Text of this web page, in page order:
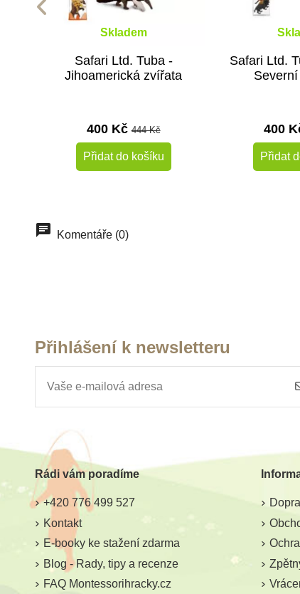
Skladem
Safari Ltd. Tuba -
Jihoamerická zvířata
400 Kč444 Kč
Přidat do košíku
Safari Ltd.
400
Přidat
Doporučené
Skladem
Přidat do košíku
Komentáře (0)
Přihlášení k newsletteru
Rádi vám poradíme
+420 776 499 527
Kontakt
E-booky ke stažení zdarma
Blog - Rady, tipy a recenze
FAQ Montessorihracky.cz